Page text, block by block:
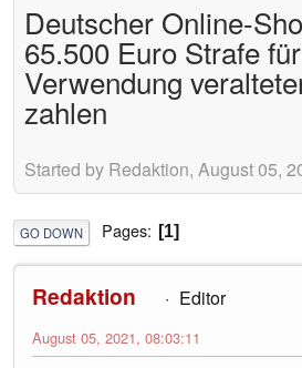
Deutscher Online-
65.500 Euro Strafe
Verwendung
zahlen
Started by Redaktion, August 05,
GO DOWN Pages 1
Redaktion Editor
August 05, 2021, 08:03:11